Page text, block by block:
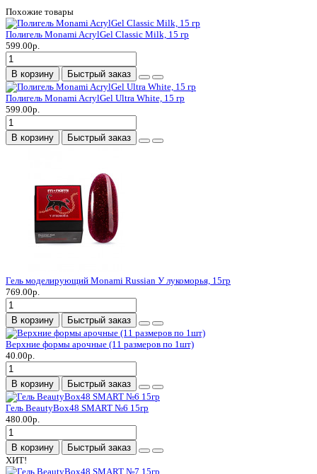
Похожие товары
Полигель Monami AcrylGel Classic Milk, 15 гр
599.00р.
В корзину Быстрый заказ
Полигель Monami AcrylGel Ultra White, 15 гр
599.00р.
В корзину Быстрый заказ
Гель моделирующий Monami Russian У лукоморья, 15гр
769.00р.
В корзину Быстрый заказ
Верхние формы арочные (11 размеров по 1шт)
40.00р.
В корзину Быстрый заказ
Гель BeautyBox48 SMART №6 15гр
480.00р.
В корзину
Быстрый заказ
ХИТ!